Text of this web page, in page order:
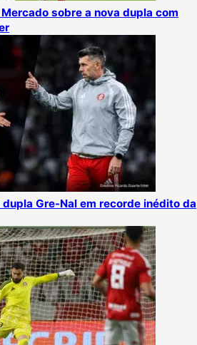
sobre a nova dupla com
Gre-Nal em recorde inédito da